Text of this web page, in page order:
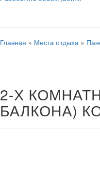
Главная » Места отдыха »
2-Х
БАЛКОНА)